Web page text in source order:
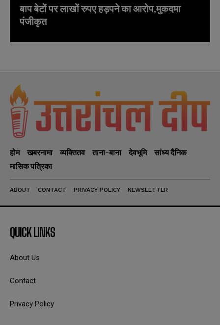
बाप बेटों पर लाखों रुपए हड़पने का आरोप,मुकदमा
पंजीकृत
होम खबरनामा व्यक्तितव ताना-बाना देवभूमि
सांध्य दैनिक
मासिक पत्रिका
ABOUT CONTACT PRIVACY POLICY NEWSLETTER
QUICK LINKS
About Us
Contact
Privacy Policy